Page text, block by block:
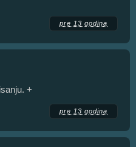
pre 13 godina
+
pre 13 godina